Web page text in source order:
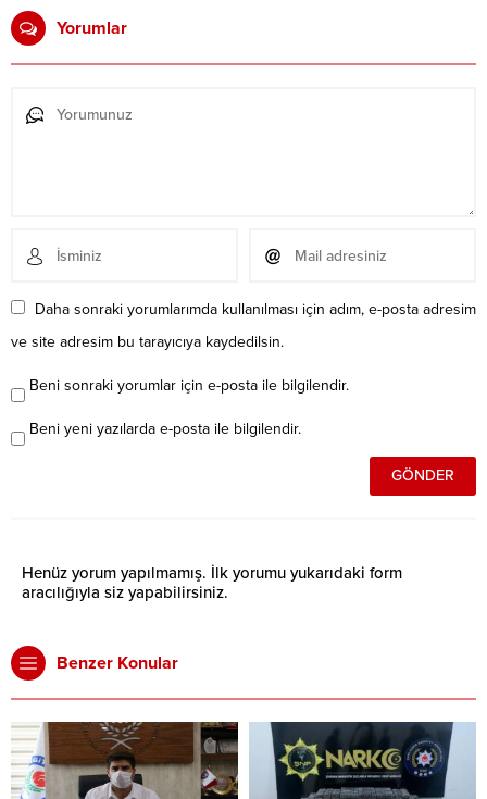
Yorumlar
Daha sonraki yorumlarımda kullanılması için adım, e-posta adresim
ve site adresim bu tarayıcıya kaydedilsin.
Beni sonraki yorumlar için e-posta ile bilgilendir.
Beni yeni yazılarda e-posta ile bilgilendir.
Henüz yorum yapılmamış. İlk yorumu yukarıdaki form
aracılığıyla siz yapabilirsiniz.
Benzer Konular